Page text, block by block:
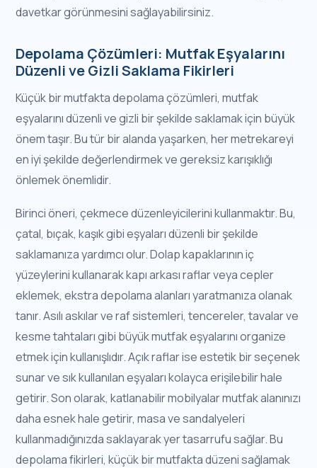
davetkar görünmesini sağlayabilirsiniz.
Depolama Çözümleri: Mutfak Eşyalarını
Düzenli ve Gizli Saklama Fikirleri
Küçük bir mutfakta depolama çözümleri, mutfak
eşyalarını düzenli ve gizli bir şekilde saklamak için büyük
önem taşır. Bu tür bir alanda yaşarken, her metrekareyi
en iyi şekilde değerlendirmek ve gereksiz karışıklığı
önlemek önemlidir.
Birinci öneri, çekmece düzenleyicilerini kullanmaktır. Bu,
çatal, bıçak, kaşık gibi eşyaları düzenli bir şekilde
saklamanıza yardımcı olur. Dolap kapaklarının iç
yüzeylerini kullanarak kapı arkası raflar veya cepler
eklemek, ekstra depolama alanları yaratmanıza olanak
tanır. Asılı askılar ve raf sistemleri, tencereler, tavalar ve
kesme tahtaları gibi büyük mutfak eşyalarını organize
etmek için kullanışlıdır. Açık raflar ise estetik bir seçenek
sunar ve sık kullanılan eşyaları kolayca erişilebilir hale
getirir. Son olarak, katlanabilir mobilyalar mutfak alanınızı
daha esnek hale getirir, masa ve sandalyeleri
kullanmadığınızda saklayarak yer tasarrufu sağlar. Bu
depolama fikirleri, küçük bir mutfakta düzeni sağlamak